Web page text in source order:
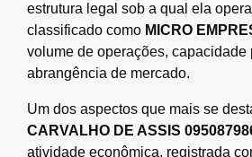
estrutura legal sob a qual ela
classificado como MICRO
volume de operações, capacidade
abrangência de mercado.
Um dos aspectos que mais se
CARVALHO DE ASSIS
atividade econômica, registrada